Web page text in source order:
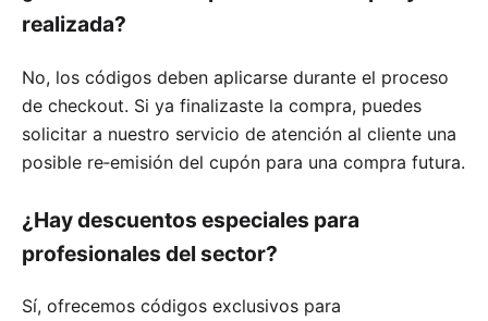
realizada?
No, los códigos deben aplicarse durante el proceso
de checkout. Si ya finalizaste la compra, puedes
solicitar a nuestro servicio de atención al cliente una
posible re‑emisión del cupón para una compra futura.
¿Hay descuentos especiales para
profesionales del sector?
Sí, ofrecemos códigos exclusivos para